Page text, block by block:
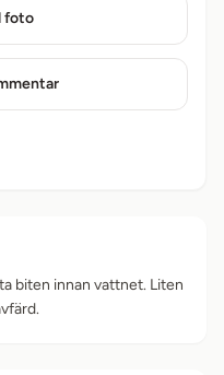
foto
biten innan vattnet. Liten